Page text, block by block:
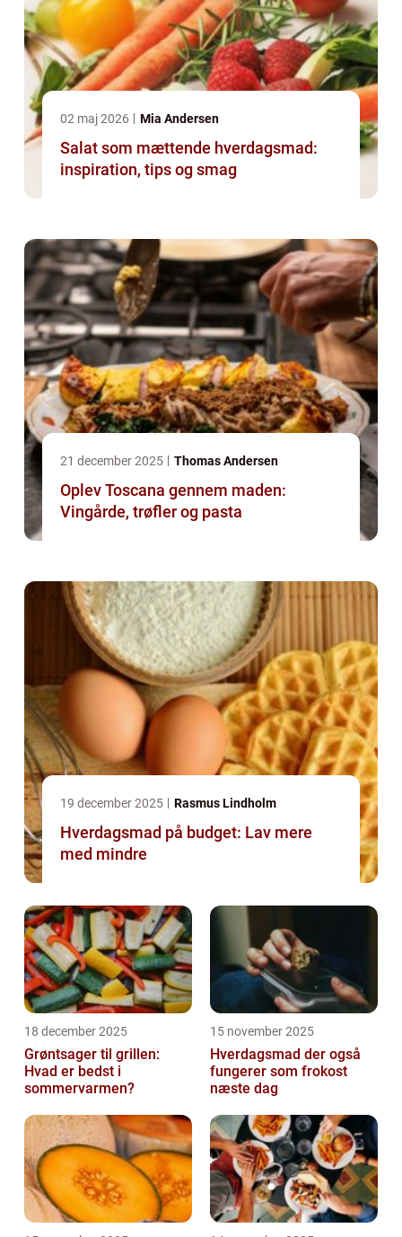
02 maj 2026 Mia Andersen
Salat som mættende hverdagsmad:
inspiration, tips og smag
21 december 2025 Thomas Andersen
Oplev Toscana gennem maden:
Vingårde, trøfler og pasta
19 december 2025 Rasmus Lindholm
Hverdagsmad på budget: Lav mere
med mindre
18 december 2025
Grøntsager til grillen:
Hvad er bedst i
sommervarmen?
15 november 2025
Hverdagsmad der også
fungerer som frokost
næste dag